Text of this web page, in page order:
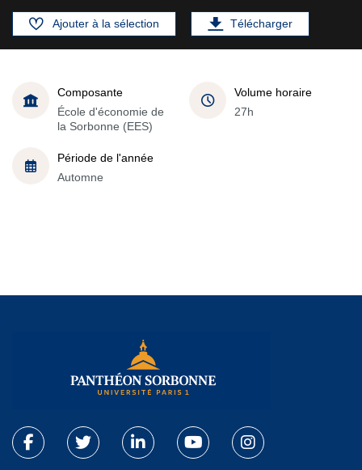
Ajouter à la sélection Télécharger
Composante
École d'économie de
la Sorbonne (EES)
Volume horaire
27h
Période de l'année
Automne